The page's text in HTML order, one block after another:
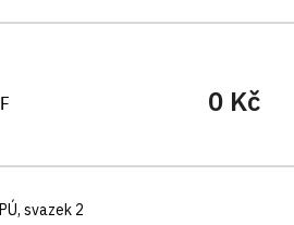
0 Kč
svazek 2